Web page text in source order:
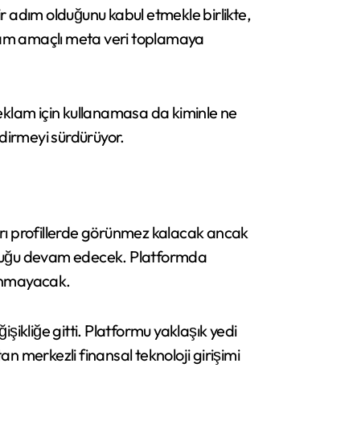
adım olduğunu kabul etmekle birlikte,
amaçlı meta veri toplamaya
için kullanamasa da kiminle ne
sürdürüyor.
profillerde görünmez kalacak ancak
devam edecek. Platformda
gitti. Platformu yaklaşık yedi
merkezli finansal teknoloji girişimi